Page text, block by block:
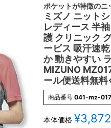
ポケットが特徴のニ
ミズノ ニット
レディース 半
護 クリニック
ービス 吸汗速
か 動きやすい
MIZUNO
ール便送料無
商品番号 041-mz-
本体価格 ¥3,872